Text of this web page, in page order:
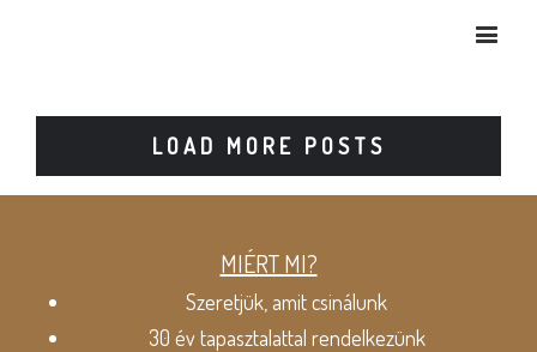
LOAD MORE POSTS
MIÉRT MI?
Szeretjük, amit csinálunk
30 év tapasztalattal rendelkezünk